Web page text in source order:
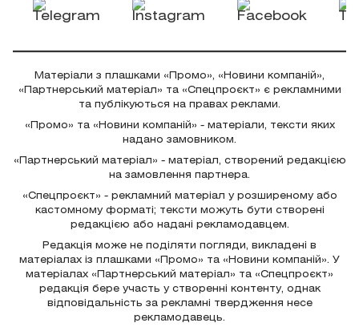
Матеріали з плашками «Промо», «Новини компаній»,
«Партнерський матеріал» та «Спецпроєкт» є рекламними
та публікуються на правах реклами.
«Промо» та «Новини компаній» - матеріали, тексти яких
надано замовником.
«Партнерський матеріал» - матеріал, створений редакцією
на замовлення партнера.
«Спецпроєкт» - рекламний матеріал у розширеному або
кастомному форматі; тексти можуть бути створені
редакцією або надані рекламодавцем.
Редакція може не поділяти погляди, викладені в
матеріалах із плашками «Промо» та «Новини компаній». У
матеріалах «Партнерський матеріал» та «Спецпроєкт»
редакція бере участь у створенні контенту, однак
відповідальність за рекламні твердження несе
рекламодавець.